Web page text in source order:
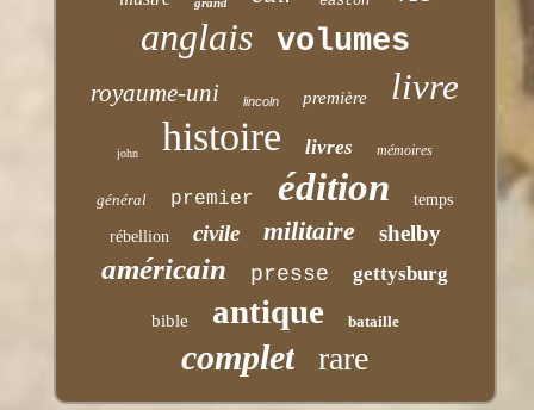
anglais volumes
royaume-uni lincoln première livre
john histoire livres mémoires
général premier édition temps
rébellion civile militaire shelby
américain presse gettysburg
bible antique bataille
complet rare